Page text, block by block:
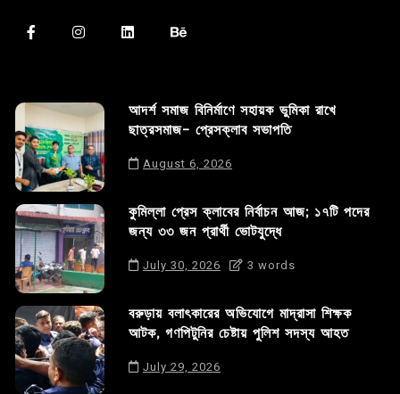
আদর্শ সমাজ বিনির্মাণে সহায়ক ভুমিকা রাখে
ছাত্রসমাজ- প্রেসক্লাব সভাপতি
August 6, 2026
কুমিল্লা প্রেস ক্লাবের নির্বাচন আজ; ১৭টি পদের
জন্য ৩৩ জন প্রার্থী ভোটযুদ্ধে
July 30, 2026 3 words
বরুড়ায় বলাৎকারের অভিযোগে মাদ্রাসা শিক্ষক
আটক, গণপিটুনির চেষ্টায় পুলিশ সদস্য আহত
July 29, 2026